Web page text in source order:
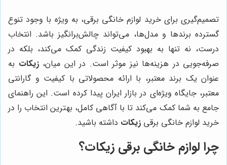
تصمیم‌گیری برای خرید لوازم خانگی برقی، به ویژه با وجود تنوع
گسترده برندها و مدل‌ها، می‌تواند چالش‌برانگیز باشد. انتخاب
درست، نه تنها به بهبود کیفیت زندگی کمک می‌کند، بلکه در
صرفه‌جویی در هزینه‌ها نیز موثر است. در این میان،زیکات به
عنوان یک برند معتبر، با ارائه محصولاتی با کیفیت و گارانتی
معتبر، جایگاه ویژه‌ای در بازار ایران پیدا کرده است. این راهنمای
جامع به شما کمک می‌کند تا با آگاهی کامل، بهترین انتخاب را در
خرید لوازم خانگی برقی زیکات داشته باشید.
چرا لوازم خانگی برقی زیکات؟